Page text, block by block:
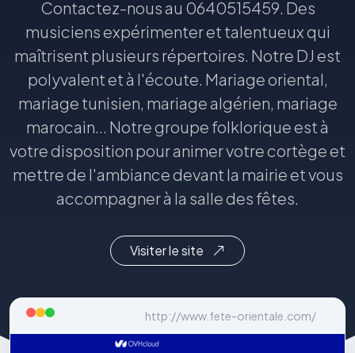
Contactez-nous au 0640515459. Des
musiciens expérimenter et talentueux qui
maîtrisent plusieurs répertoires. Notre DJ est
polyvalent et à l'écoute. Mariage oriental,
mariage tunisien, mariage algérien, mariage
marocain... Notre groupe folklorique est à
votre disposition pour animer votre cortège et
mettre de l'ambiance devant la mairie et vous
accompagner à la salle des fêtes.
Visiter le site
http://www.fete-orientale.com/